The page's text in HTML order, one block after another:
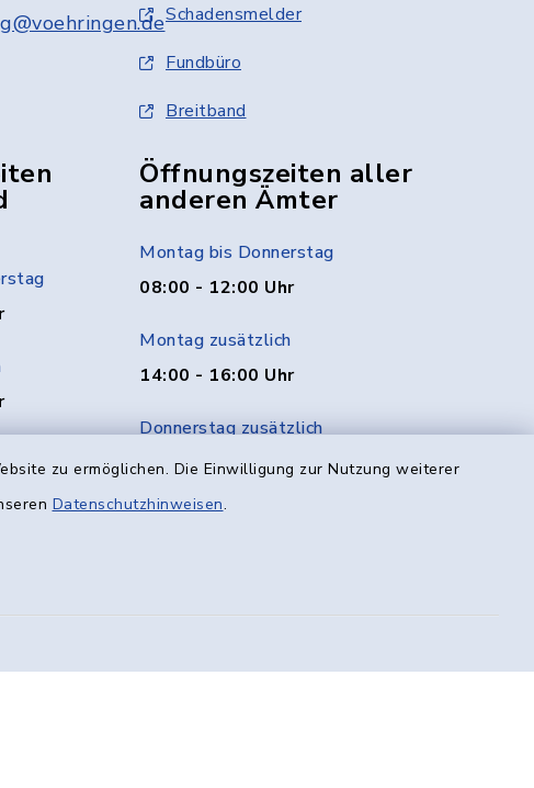
zu ermöglichen. Die Einwilligung zur Nutzung weiterer
Datenschutzhinweisen.
Schadensmelder
Fundbüro
Breitband
Öffnungszeiten aller
anderen Ämter
Montag bis Donnerstag
08:00 - 12:00 Uhr
Montag zusätzlich
14:00 - 16:00 Uhr
Donnerstag zusätzlich
14:00 - 18:00 Uhr
Freitag